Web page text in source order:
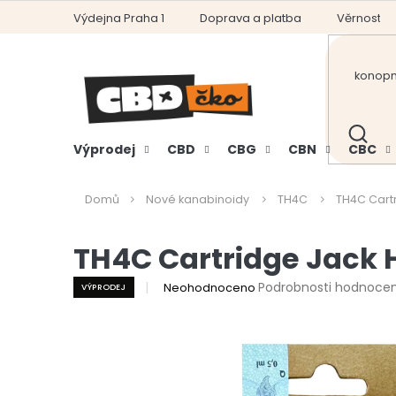
Výdejna Praha 1 Doprava a platba Věrnostní
HLEDAT
Výprodej CBD CBG CBN CBC
Domů Nové kanabinoidy TH4C TH4C
TH4C Cartridge Jack
VÝPRODEJ
Průměrné
Neohodnoceno Podrobnosti